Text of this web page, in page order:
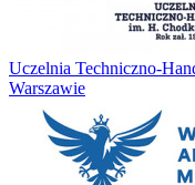
Uczelnia Techniczno-
Warszawie